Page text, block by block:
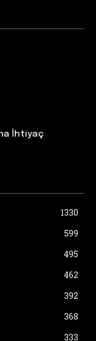
İhtiyaç
1330
599
495
462
392
368
333